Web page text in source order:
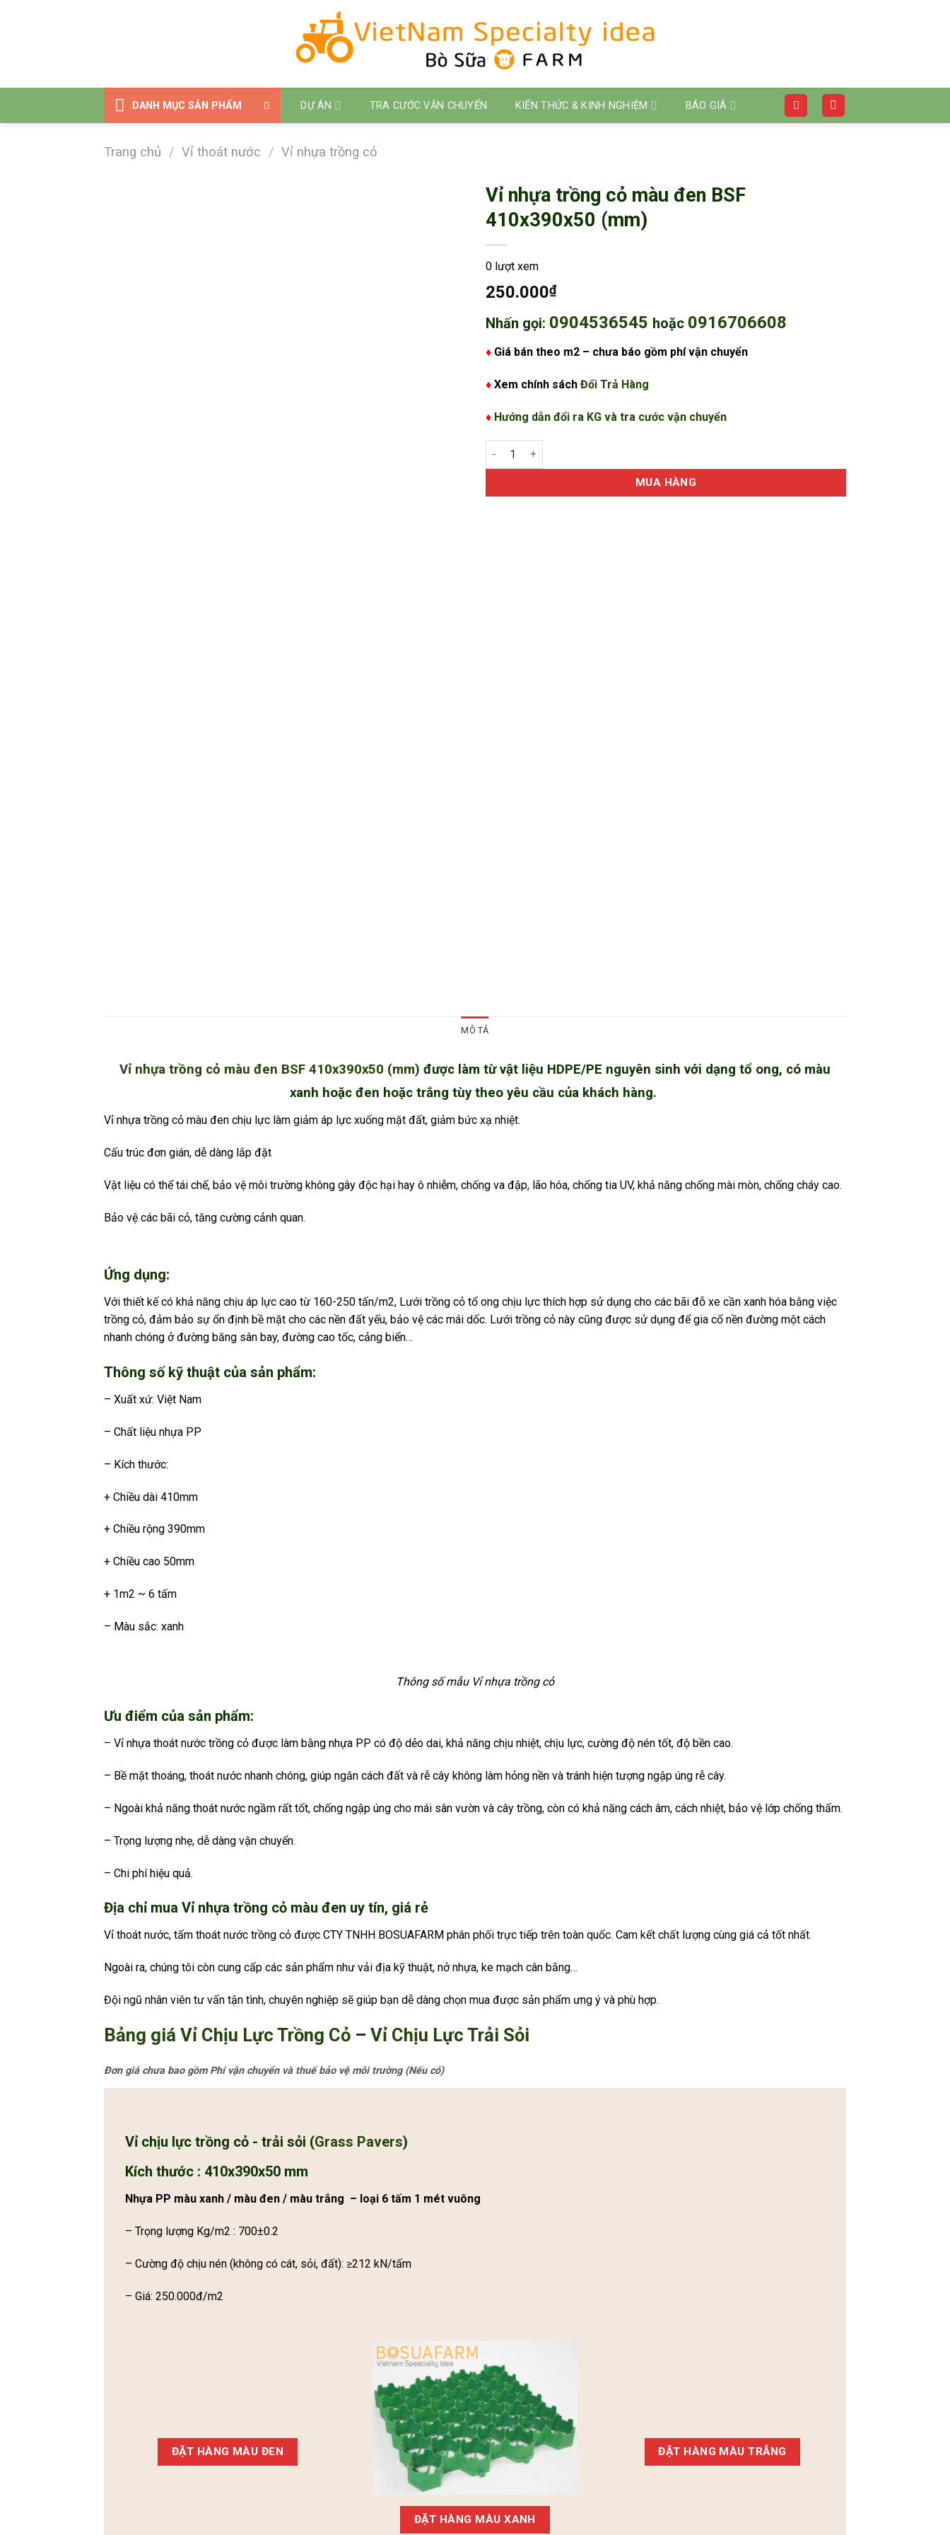
DANH MỤC SẢN PHẨM DỰ ÁN TRA CƯỚC VẬN CHUYỂN KIẾN THỨC & KINH NGHIỆM BÁO GIÁ
Trang chủ / Vỉ thoát nước / Vỉ nhựa trồng cỏ
Vỉ nhựa trồng cỏ màu đen BSF
410x390x50 (mm)
0 lượt xem
250.000₫
Nhấn gọi: 0904536545 hoặc 0916706608
♦ Giá bán theo m2 – chưa báo gồm phí vận chuyển
♦ Xem chính sách Đổi Trả Hàng
♦ Hướng dẫn đổi ra KG và tra cước vận chuyển
Vỉ nhựa trồng cỏ màu đen BSF 410x390x50 (mm) số lượng
MUA HÀNG
MÔ TẢ
Vỉ nhựa trồng cỏ màu đen BSF 410x390x50 (mm) được làm từ vật liệu HDPE/PE nguyên sinh với dạng tổ ong, có màu
xanh hoặc đen hoặc trắng tùy theo yêu cầu của khách hàng.
Vỉ nhựa trồng cỏ màu đen chịu lực làm giảm áp lực xuống mặt đất, giảm bức xạ nhiệt.
Cấu trúc đơn gián, dễ dàng lắp đặt
Vật liệu có thể tái chế, bảo vệ môi trường không gây độc hại hay ô nhiễm, chống va đập, lão hóa, chống tia UV, khả năng chống mài mòn, chống cháy cao.
Bảo vệ các bãi cỏ, tăng cường cảnh quan.
Ứng dụng:
Với thiết kế có khả năng chịu áp lực cao từ 160-250 tấn/m2, Lưới trồng cỏ tổ ong chịu lực thích hợp sử dụng cho các bãi đỗ xe cần xanh hóa bằng việc
trồng cỏ, đảm bảo sự ổn định bề mặt cho các nền đất yếu, bảo vệ các mái dốc. Lưới trồng cỏ này cũng được sử dụng để gia cố nền đường một cách
nhanh chóng ở đường băng sân bay, đường cao tốc, cảng biển…
Thông số kỹ thuật của sản phẩm:
– Xuất xứ: Việt Nam
– Chất liệu nhựa PP
– Kích thước:
+ Chiều dài 410mm
+ Chiều rộng 390mm
+ Chiều cao 50mm
+ 1m2 ~ 6 tấm
– Màu sắc: xanh
Thông số mẫu Vỉ nhựa trồng cỏ
Ưu điểm của sản phẩm:
– Vỉ nhựa thoát nước trồng cỏ được làm bằng nhựa PP có độ dẻo dai, khả năng chịu nhiệt, chịu lực, cường độ nén tốt, độ bền cao.
– Bề mặt thoáng, thoát nước nhanh chóng, giúp ngăn cách đất và rễ cây không làm hỏng nền và tránh hiện tượng ngập úng rễ cây.
– Ngoài khả năng thoát nước ngầm rất tốt, chống ngập úng cho mái sân vườn và cây trồng, còn có khả năng cách âm, cách nhiệt, bảo vệ lớp chống thấm.
– Trọng lượng nhẹ, dễ dàng vận chuyển.
– Chi phí hiệu quả.
Địa chỉ mua Vỉ nhựa trồng cỏ màu đen uy tín, giá rẻ
Vỉ thoát nước, tấm thoát nước trồng cỏ được CTY TNHH BOSUAFARM phân phối trực tiếp trên toàn quốc. Cam kết chất lượng cùng giá cả tốt nhất.
Ngoài ra, chúng tôi còn cung cấp các sản phẩm như vải địa kỹ thuật, nở nhựa, ke mạch cân bằng…
Đội ngũ nhân viên tư vấn tận tình, chuyên nghiệp sẽ giúp bạn dễ dàng chọn mua được sản phẩm ưng ý và phù hợp.
Bảng giá Vỉ Chịu Lực Trồng Cỏ – Vỉ Chịu Lực Trải Sỏi
Đơn giá chưa bao gồm Phí vận chuyển và thuế bảo vệ môi trường (Nếu có)
Vỉ chịu lực trồng cỏ - trải sỏi (Grass Pavers)
Kích thước : 410x390x50 mm
Nhựa PP màu xanh / màu đen / màu trắng – loại 6 tấm 1 mét vuông
– Trọng lượng Kg/m2 : 700±0.2
– Cường độ chịu nén (không có cát, sỏi, đất): ≥212 kN/tấm
– Giá: 250.000đ/m2
ĐẶT HÀNG MÀU ĐEN
ĐẶT HÀNG MÀU XANH
ĐẶT HÀNG MÀU TRẮNG